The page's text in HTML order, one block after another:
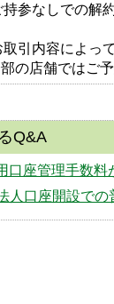
持参なしでの解
引内容によっ
の店舗ではご
Q&A
口座管理手数料
人口座開設での